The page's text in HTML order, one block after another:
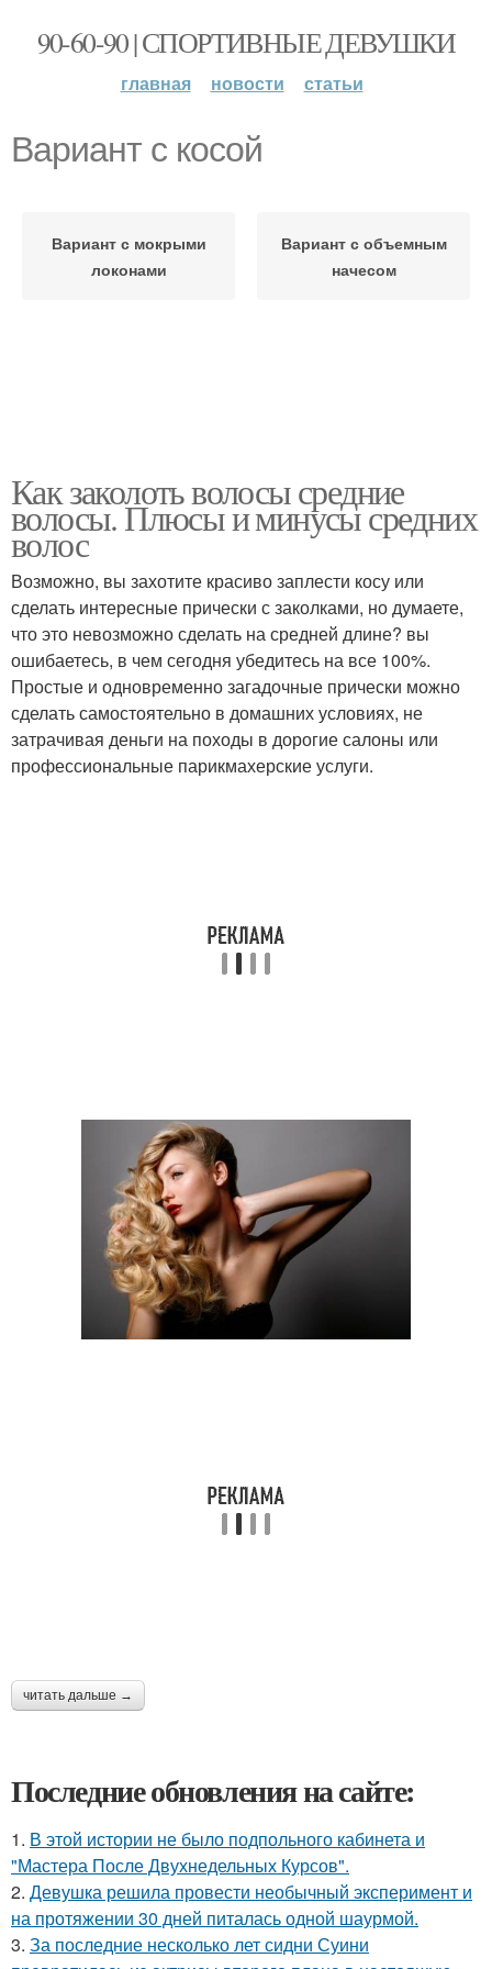
90-60-90 | СПОРТИВНЫЕ ДЕВУШКИ
главная новости статьи
Вариант с косой
Вариант с мокрыми
локонами
Вариант с объемным
начесом
Как заколоть волосы средние
волосы. Плюсы и минусы средних
волос
Возможно, вы захотите красиво заплести косу или
сделать интересные прически с заколками, но думаете,
что это невозможно сделать на средней длине? вы
ошибаетесь, в чем сегодня убедитесь на все 100%.
Простые и одновременно загадочные прически можно
сделать самостоятельно в домашних условиях, не
затрачивая деньги на походы в дорогие салоны или
профессиональные парикмахерские услуги.
читать дальше →
Последние обновления на сайте:
1. В этой истории не было подпольного кабинета и
"Мастера После Двухнедельных Курсов".
2. Девушка решила провести необычный эксперимент и
на протяжении 30 дней питалась одной шаурмой.
3. За последние несколько лет сидни Суини